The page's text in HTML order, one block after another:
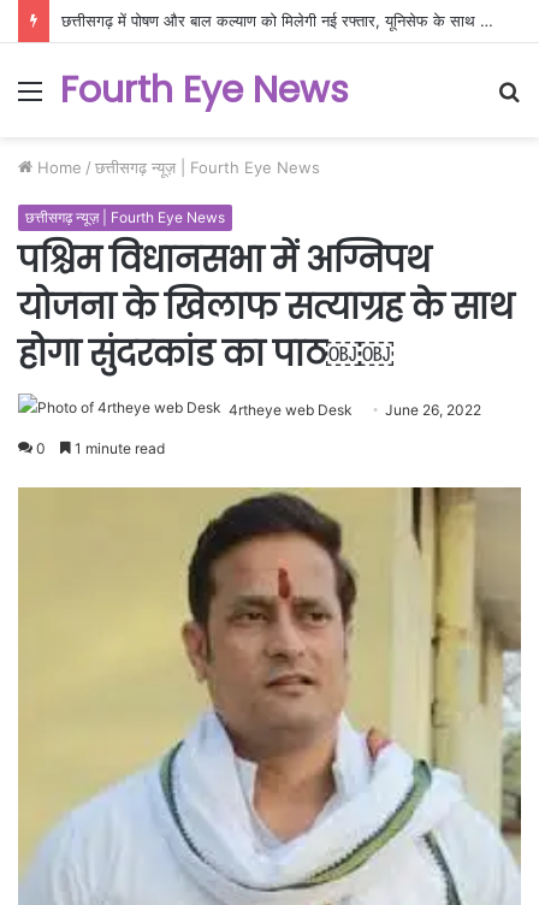
छत्तीसगढ़ में पोषण और बाल कल्याण को मिलेगी नई रफ्तार, यूनिसेफ के साथ बनी नवाचार आधारित रणनीति
Menu
Fourth Eye News
Home / छत्तीसगढ़ न्यूज़ | Fourth Eye News
छत्तीसगढ़ न्यूज़ | Fourth Eye News
पश्चिम विधानसभा में अग्निपथ
योजना के खिलाफ सत्याग्रह के साथ
होगा सुंदरकांड का पाठ￼￼
4rtheye web Desk June 26, 2022
0 1 minute read